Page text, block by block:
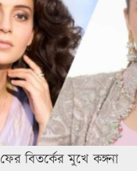
বিতর্কের মুখে কঙ্গনা